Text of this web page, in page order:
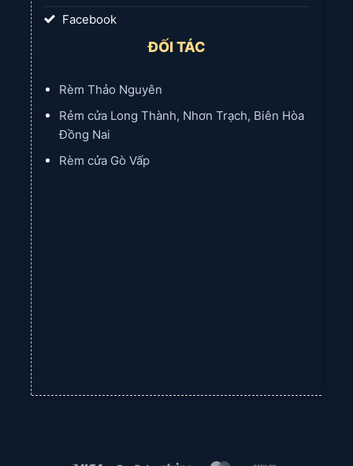
Facebook
ĐỐI TÁC
Rèm Thảo Nguyên
Rẻm cửa Long Thành, Nhơn Trạch, Biên Hòa
Đồng Nai
Rèm cửa Gò Vấp